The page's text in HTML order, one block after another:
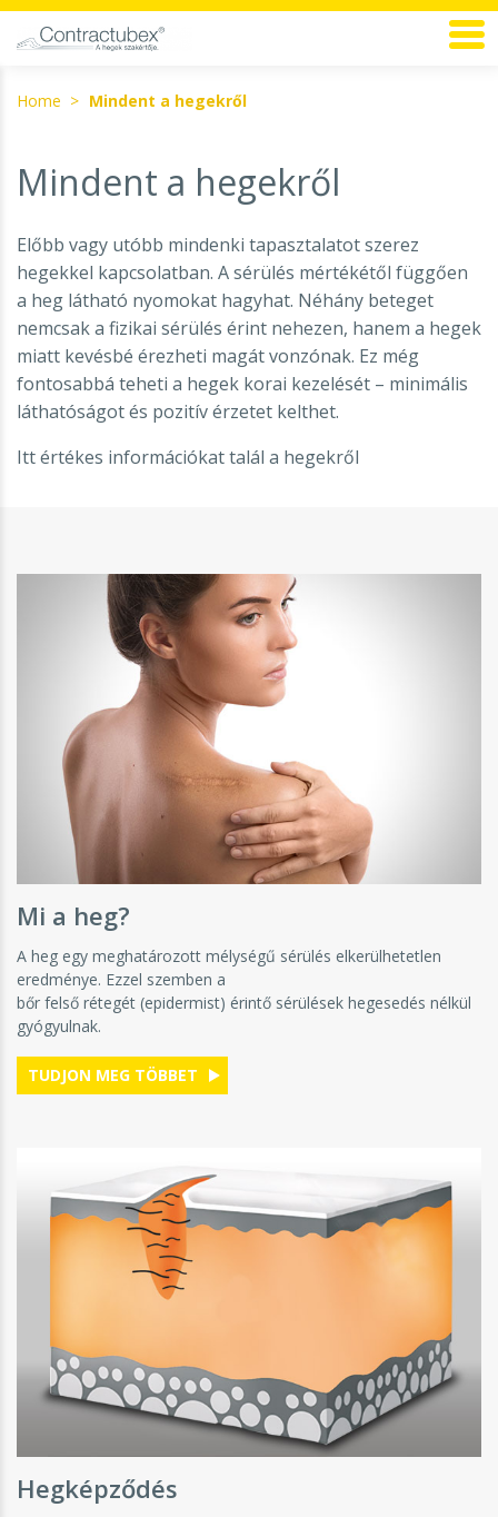
Home Mindent a hegekről
Mindent a hegekről
Előbb vagy utóbb mindenki tapasztalatot szerez
hegekkel kapcsolatban. A sérülés mértékétől függően
a heg látható nyomokat hagyhat. Néhány beteget
nemcsak a fizikai sérülés érint nehezen, hanem a hegek
miatt kevésbé érezheti magát vonzónak. Ez még
fontosabbá teheti a hegek korai kezelését – minimális
láthatóságot és pozitív érzetet kelthet.
Itt értékes információkat talál a hegekről
Mi a heg?
A heg egy meghatározott mélységű sérülés elkerülhetetlen
eredménye. Ezzel szemben a
bőr felső rétegét (epidermist) érintő sérülések hegesedés nélkül
gyógyulnak.
TUDJON MEG TÖBBET
Hegképződés